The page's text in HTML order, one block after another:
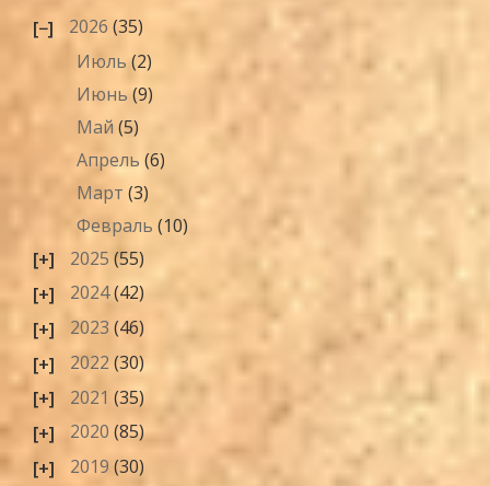
2026 (35)
Июль (2)
Июнь (9)
Май (5)
Апрель (6)
Март (3)
Февраль (10)
2025 (55)
2024(42)
2023 (46)
2022 (30)
2021 (35)
2020 (85)
2019 (30)